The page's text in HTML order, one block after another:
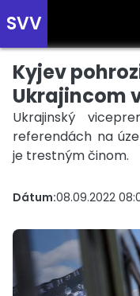
SVV
Prehľad správ
Zobrazte si správy
prehľad o dianí vo
Slovensko
Kyjev
Ukrajincom
Ukrajinský
referendách na
je trestným činom.
Dátum:08.09.2022